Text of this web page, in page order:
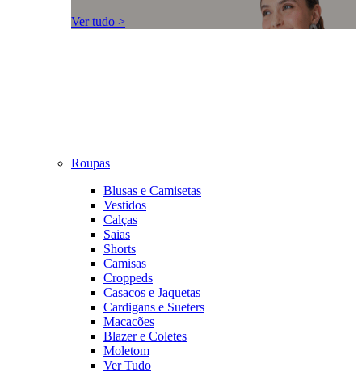
Ver tudo >
Roupas
Blusas e Camisetas
Vestidos
Calças
Saias
Shorts
Camisas
Croppeds
Casacos e Jaquetas
Cardigans e Sueters
Macacões
Blazer e Coletes
Moletom
Ver Tudo